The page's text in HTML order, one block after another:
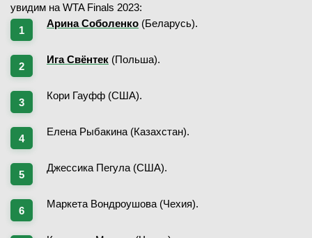
увидим на WTA Finals 2023:
Арина Соболенко (Беларусь).
Ига Свёнтек (Польша).
Кори Гауфф (США).
Елена Рыбакина (Казахстан).
Джессика Пегула (США).
Маркета Вондроушова (Чехия).